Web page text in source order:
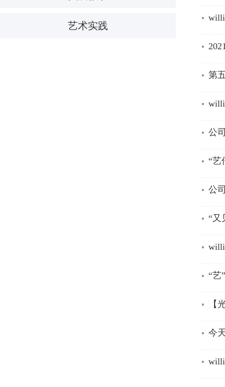
艺术实践
第
公
“艺
公
“
“艺
【
今